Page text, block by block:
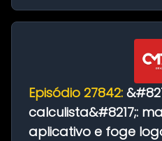
Episódio 27842:
calculista&#8217;:
aplicativo e foge